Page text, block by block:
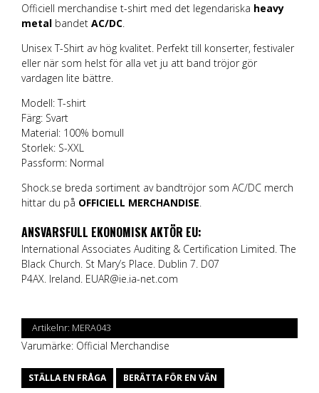
Officiell merchandise t-shirt med det legendariska heavy
metal bandet AC/DC.
Unisex T-Shirt av hög kvalitet. Perfekt till konserter, festivaler
eller när som helst för alla vet ju att band tröjor gör
vardagen lite bättre.
Modell: T-shirt
Färg: Svart
Material: 100% bomull
Storlek: S-XXL
Passform: Normal
Shock.se breda sortiment av bandtröjor som AC/DC merch
hittar du på OFFICIELL MERCHANDISE.
ANSVARSFULL EKONOMISK AKTÖR EU:
International Associates Auditing & Certification Limited. The
Black Church. St Mary’s Place. Dublin 7. D07
P4AX. Ireland. EUAR@ie.ia-net.com
Artikelnr: MERA043
Varumärke: Official Merchandise
STÄLLA EN FRÅGA BERÄTTA FÖR EN VÄN